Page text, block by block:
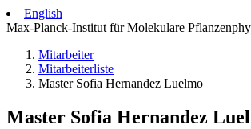
English
Max-Planck-Institut für Molekulare
Mitarbeiter
Mitarbeiterliste
Master Sofia Hernandez Luelmo
Master Sofia Hernandez